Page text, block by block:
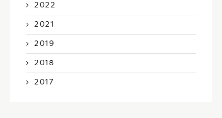
2022
2021
2019
2018
2017